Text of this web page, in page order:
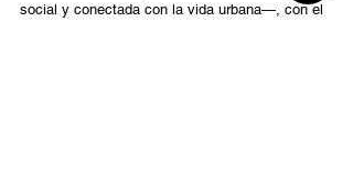
social y conectada con la vida urbana—, con el